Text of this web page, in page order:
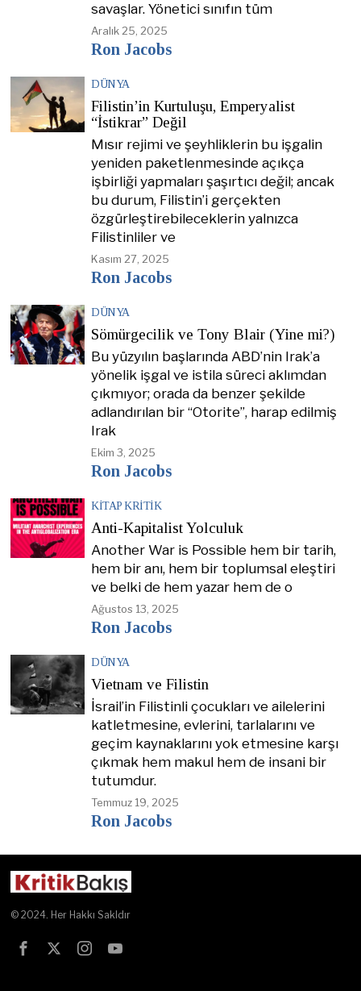
savaşlar. Yönetici sınıfın tüm
Aralık 25, 2025
Ron Jacobs
DÜNYA
Filistin’in Kurtuluşu, Emperyalist
“İstikrar” Değil
Mısır rejimi ve şeyhliklerin bu işgalin
yeniden paketlenmesinde açıkça
işbirliği yapmaları şaşırtıcı değil; ancak
bu durum, Filistin’i gerçekten
özgürleştirebileceklerin yalnızca
Filistinliler ve
Kasım 27, 2025
Ron Jacobs
DÜNYA
Sömürgecilik ve Tony Blair (Yine mi?)
Bu yüzyılın başlarında ABD’nin Irak’a
yönelik işgal ve istila süreci aklımdan
çıkmıyor; orada da benzer şekilde
adlandırılan bir “Otorite”, harap edilmiş
Irak
Ekim 3, 2025
Ron Jacobs
KITAP KRITIK
Anti-Kapitalist Yolculuk
Another War is Possible hem bir tarih,
hem bir anı, hem bir toplumsal eleştiri
ve belki de hem yazar hem de o
Ağustos 13, 2025
Ron Jacobs
DÜNYA
Vietnam ve Filistin
İsrail’in Filistinli çocukları ve ailelerini
katletmesine, evlerini, tarlalarını ve
geçim kaynaklarını yok etmesine karşı
çıkmak hem makul hem de insani bir
tutumdur.
Temmuz 19, 2025
Ron Jacobs
© 2024. Her Hakkı Sakldır